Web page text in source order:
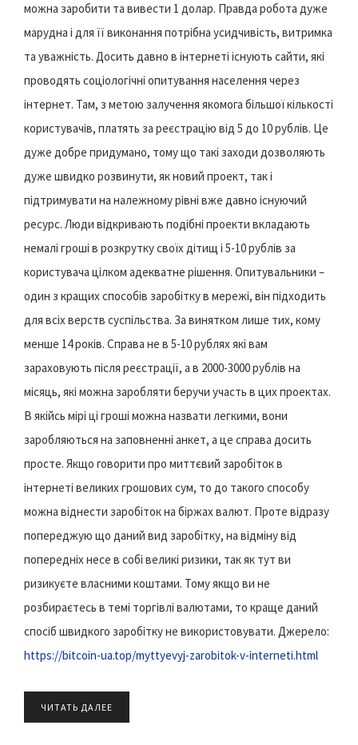
можна заробити та вивести 1 долар. Правда робота дуже
марудна і для її виконання потрібна усидчивість, витримка
та уважність. Досить давно в інтернеті існують сайти, які
проводять соціологічні опитування населення через
інтернет. Там, з метою залучення якомога більшої кількості
користувачів, платять за реєстрацію від 5 до 10 рублів. Це
дуже добре придумано, тому що такі заходи дозволяють
дуже швидко розвинути, як новий проект, так і
підтримувати на належному рівні вже давно існуючий
ресурс. Люди відкривають подібні проекти вкладають
немалі гроші в розкрутку своїх дітищ і 5-10 рублів за
користувача цілком адекватне рішення. Опитувальники –
один з кращих способів заробітку в мережі, він підходить
для всіх верств суспільства. За винятком лише тих, кому
менше 14 років. Справа не в 5-10 рублях які вам
зараховують після реєстрації, а в 2000-3000 рублів на
місяць, які можна заробляти беручи участь в цих проектах.
В якійсь мірі ці гроші можна назвати легкими, вони
заробляються на заповненні анкет, а це справа досить
просте. Якщо говорити про миттєвий заробіток в
інтернеті великих грошових сум, то до такого способу
можна віднести заробіток на біржах валют. Проте відразу
попереджую що даний вид заробітку, на відміну від
попередніх несе в собі великі ризики, так як тут ви
ризикуєте власними коштами. Тому якщо ви не
розбираєтесь в темі торгівлі валютами, то краще даний
спосіб швидкого заробітку не використовувати. Джерело:
https://bitcoin-ua.top/myttyevyj-zarobitok-v-interneti.html
ЧИТАТЬ ДАЛЕЕ